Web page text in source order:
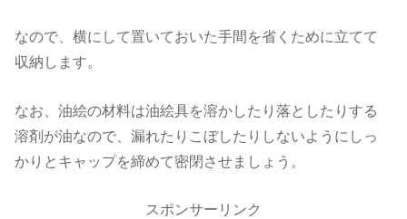
なので、横にして置いておいた手間を省くために立てて
収納します。
なお、油絵の材料は油絵具を溶かしたり落としたりする
溶剤が油なので、漏れたりこぼしたりしないようにしっ
かりとキャップを締めて密閉させましょう。
スポンサーリンク